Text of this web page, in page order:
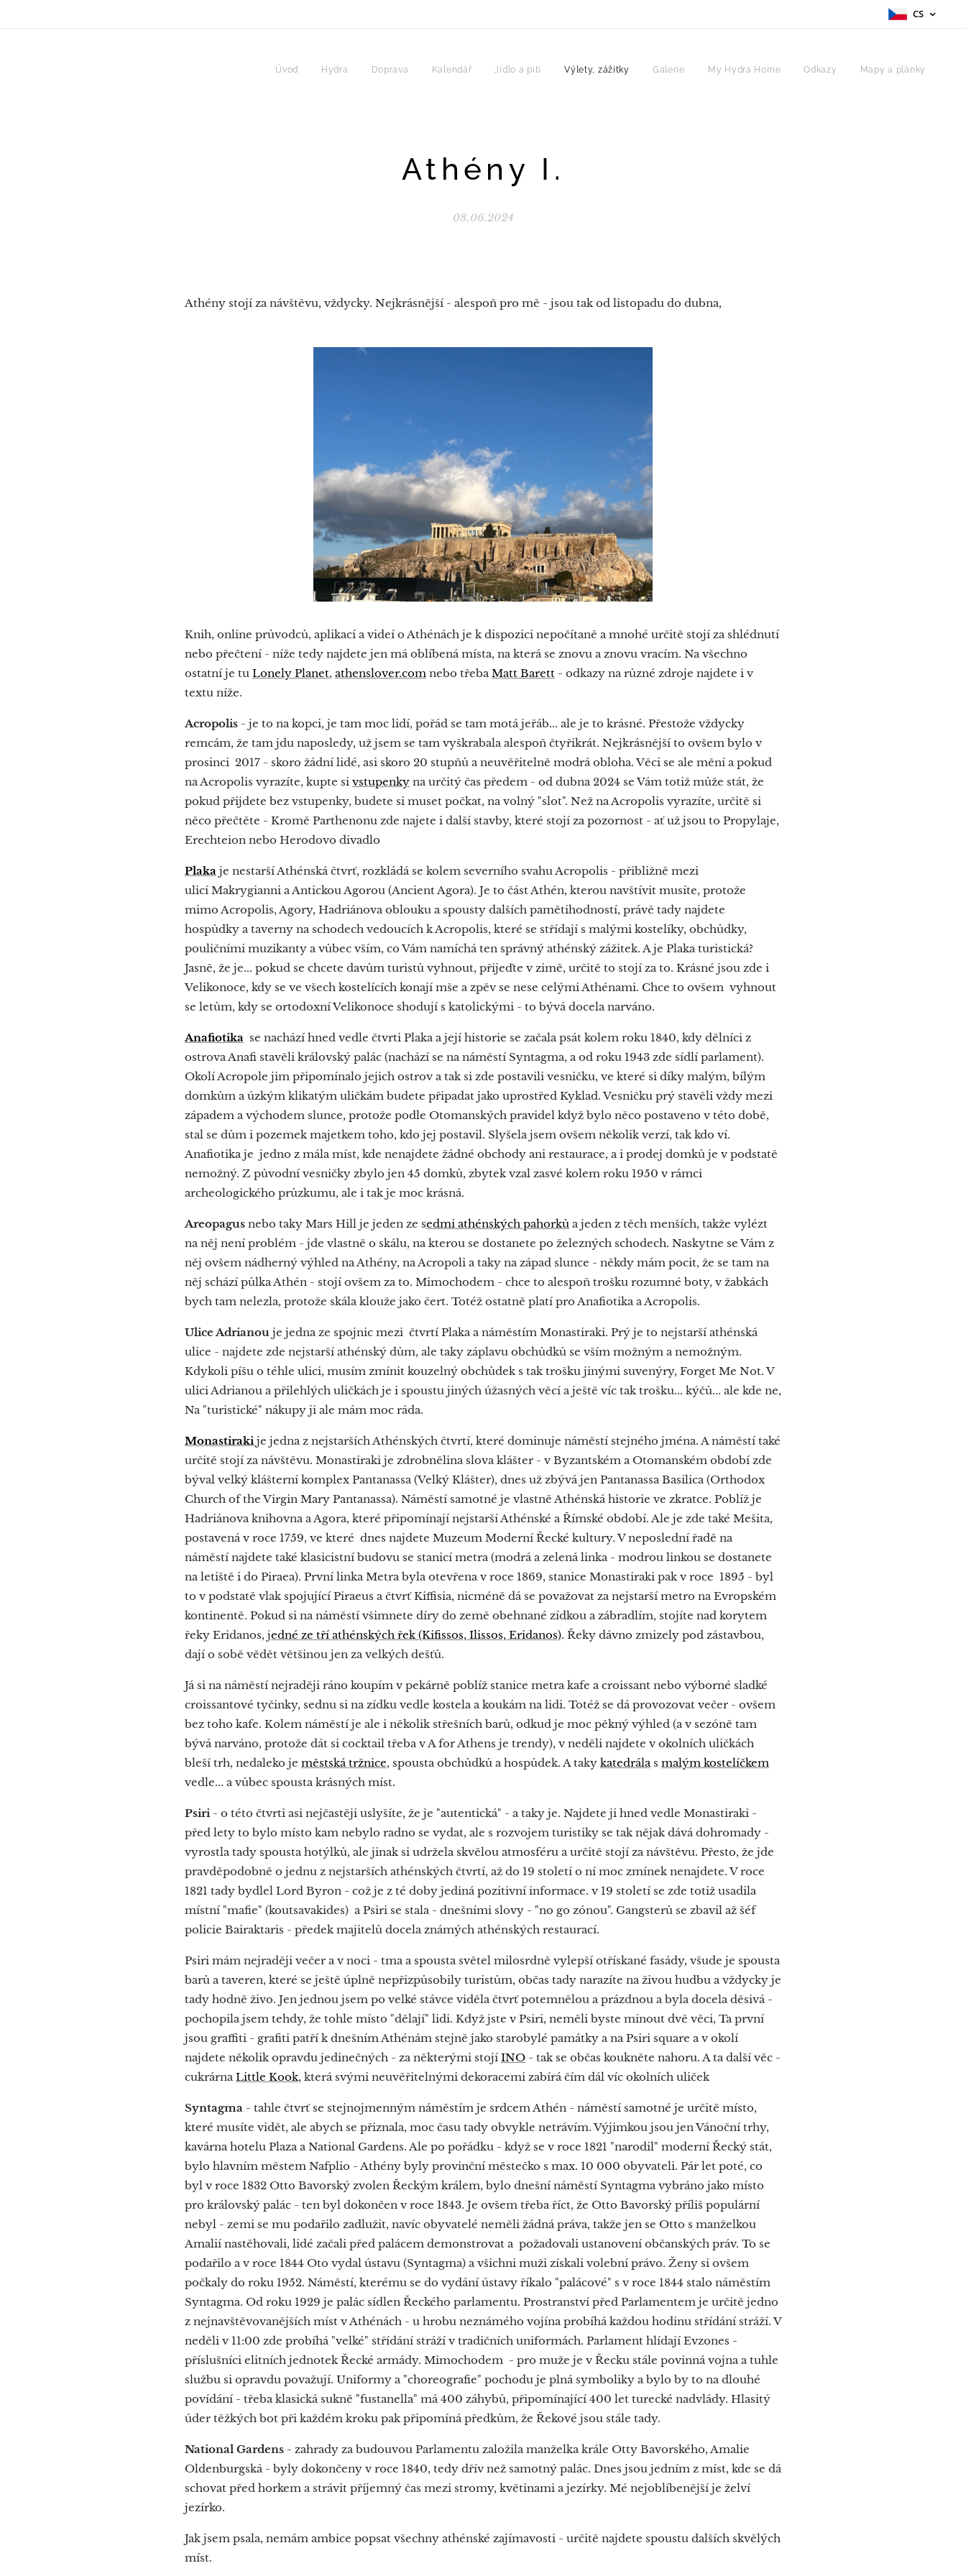
CS
Úvod Hydra Doprava Kalendář Jídlo a pití Výlety, zážitky Galerie My Hydra Home Odkazy Mapy a plánky
Athény I.
08.06.2024
Athény stojí za návštěvu, vždycky. Nejkrásnější - alespoň pro mě - jsou tak od listopadu do dubna,
Knih, online průvodců, aplikací a videí o Athénách je k dispozici nepočítaně a mnohé určitě stojí za shlédnutí
nebo přečtení - níže tedy najdete jen má oblíbená místa, na která se znovu a znovu vracím. Na všechno
ostatní je tu Lonely Planet, athenslover.com nebo třebaMatt Barett - odkazy na různé zdroje najdete i v
textu níže.
Acropolis - je to na kopci, je tam moc lidí, pořád se tam motá jeřáb... ale je to krásné. Přestože vždycky
remcám, že tam jdu naposledy, už jsem se tam vyškrabala alespoň čtyřikrát. Nejkrásnější to ovšem bylo v
prosinci 2017 - skoro žádní lidé, asi skoro 20 stupňů a neuvěřitelně modrá obloha. Věci se ale mění a pokud
na Acropolis vyrazíte, kupte si vstupenky na určitý čas předem - od dubna 2024 se Vám totiž může stát, že
pokud přijdete bez vstupenky, budete si muset počkat, na volný "slot". Než na Acropolis vyrazíte, určitě si
něco přečtěte - Kromě Parthenonu zde najete i další stavby, které stojí za pozornost - ať už jsou to Propylaje,
Erechteion nebo Herodovo divadlo
Plaka je nestarší Athénská čtvrť, rozkládá se kolem severního svahu Acropolis - přibližně mezi
ulicí Makrygianni a Antickou Agorou (Ancient Agora). Je to část Athén, kterou navštívit musíte, protože
mimo Acropolis, Agory, Hadriánova oblouku a spousty dalších pamětihodností, právě tady najdete
hospůdky a taverny na schodech vedoucích k Acropolis, které se střídají s malými kostelíky, obchůdky,
pouličními muzikanty a vůbec vším, co Vám namíchá ten správný athénský zážitek. A je Plaka turistická?
Jasně, že je... pokud se chcete davům turistů vyhnout, přijeďte v zimě, určitě to stojí za to. Krásné jsou zde i
Velikonoce, kdy se ve všech kostelících konají mše a zpěv se nese celými Athénami. Chce to ovšem vyhnout
se letům, kdy se ortodoxní Velikonoce shodují s katolickými - to bývá docela narváno.
Anafiotika se nachází hned vedle čtvrti Plaka a její historie se začala psát kolem roku 1840, kdy dělníci z
ostrova Anafi stavěli královský palác (nachází se na náměstí Syntagma, a od roku 1943 zde sídlí parlament).
Okolí Acropole jim připomínalo jejich ostrov a tak si zde postavili vesničku, ve které si díky malým, bílým
domkům a úzkým klikatým uličkám budete připadat jako uprostřed Kyklad. Vesničku prý stavěli vždy mezi
západem a východem slunce, protože podle Otomanských pravidel když bylo něco postaveno v této době,
stal se dům i pozemek majetkem toho, kdo jej postavil. Slyšela jsem ovšem několik verzí, tak kdo ví.
Anafiotika je jedno z mála míst, kde nenajdete žádné obchody ani restaurace, a i prodej domků je v podstatě
nemožný. Z původní vesničky zbylo jen 45 domků, zbytek vzal zasvé kolem roku 1950 v rámci
archeologického průzkumu, ale i tak je moc krásná.
Areopagus nebo taky Mars Hill je jeden ze sedmi athénských pahorků a jeden z těch menších, takže vylézt
na něj není problém - jde vlastně o skálu, na kterou se dostanete po železných schodech. Naskytne se Vám z
něj ovšem nádherný výhled na Athény, na Acropoli a taky na západ slunce - někdy mám pocit, že se tam na
něj schází půlka Athén - stojí ovšem za to. Mimochodem - chce to alespoň trošku rozumné boty, v žabkách
bych tam nelezla, protože skála klouže jako čert. Totéž ostatně platí pro Anafiotika a Acropolis.
Ulice Adrianou je jedna ze spojnic mezi čtvrtí Plaka a náměstím Monastiraki. Prý je to nejstarší athénská
ulice - najdete zde nejstarší athénský dům, ale taky záplavu obchůdků se vším možným a nemožným.
Kdykoli píšu o téhle ulici, musím zmínit kouzelný obchůdek s tak trošku jinými suvenýry, Forget Me Not. V
ulici Adrianou a přilehlých uličkách je i spoustu jiných úžasných věcí a ještě víc tak trošku... kýčů... ale kde ne,
Na "turistické" nákupy ji ale mám moc ráda.
Monastiraki je jedna z nejstarších Athénských čtvrtí, které dominuje náměstí stejného jména. A náměstí také
určitě stojí za návštěvu. Monastiraki je zdrobnělina slova klášter - v Byzantském a Otomanském období zde
býval velký klášterní komplex Pantanassa (Velký Klášter), dnes už zbývá jen Pantanassa Basilica (Orthodox
Church of the Virgin Mary Pantanassa). Náměstí samotné je vlastně Athénská historie ve zkratce. Poblíž je
Hadriánova knihovna a Agora, které připomínají nejstarší Athénské a Římské období. Ale je zde také Mešita,
postavená v roce 1759, ve které dnes najdete Muzeum Moderní Řecké kultury. V neposlední řadě na
náměstí najdete také klasicistní budovu se stanicí metra (modrá a zelená linka - modrou linkou se dostanete
na letiště i do Piraea). První linka Metra byla otevřena v roce 1869, stanice Monastiraki pak v roce 1895 - byl
to v podstatě vlak spojující Piraeus a čtvrť Kiffisia, nicméně dá se považovat za nejstarší metro na Evropském
kontinentě. Pokud si na náměstí všimnete díry do země obehnané zídkou a zábradlím, stojíte nad korytem
řeky Eridanos, jedné ze tří athénských řek (Kifissos, Ilissos, Eridanos). Řeky dávno zmizely pod zástavbou,
dají o sobě vědět většinou jen za velkých dešťů.
Já si na náměstí nejraději ráno koupím v pekárně poblíž stanice metra kafe a croissant nebo výborné sladké
croissantové tyčinky, sednu si na zídku vedle kostela a koukám na lidi. Totéž se dá provozovat večer - ovšem
bez toho kafe. Kolem náměstí je ale i několik střešních barů, odkud je moc pěkný výhled (a v sezóně tam
bývá narváno, protože dát si cocktail třeba v A for Athens je trendy), v neděli najdete v okolních uličkách
bleší trh, nedaleko je městská tržnice, spousta obchůdků a hospůdek. A taky katedrálas malým kostelíčkem
vedle... a vůbec spousta krásných míst.
Psiri - o této čtvrti asi nejčastěji uslyšíte, že je "autentická" - a taky je. Najdete ji hned vedle Monastiraki -
před lety to bylo místo kam nebylo radno se vydat, ale s rozvojem turistiky se tak nějak dává dohromady -
vyrostla tady spousta hotýlků, ale jinak si udržela skvělou atmosféru a určitě stojí za návštěvu. Přesto, že jde
pravděpodobně o jednu z nejstarších athénských čtvrtí, až do 19 století o ní moc zmínek nenajdete. V roce
1821 tady bydlel Lord Byron - což je z té doby jediná pozitivní informace. v 19 století se zde totiž usadila
místní "mafie" (koutsavakides) a Psiri se stala - dnešními slovy - "no go zónou". Gangsterů se zbavil až šéf
policie Bairaktaris - předek majitelů docela známých athénských restaurací.
Psiri mám nejraději večer a v noci - tma a spousta světel milosrdně vylepší otřískané fasády, všude je spousta
barů a taveren, které se ještě úplně nepřizpůsobily turistům, občas tady narazíte na živou hudbu a vždycky je
tady hodně živo. Jen jednou jsem po velké stávce viděla čtvrť potemnělou a prázdnou a byla docela děsivá -
pochopila jsem tehdy, že tohle místo "dělají" lidi. Když jste v Psiri, neměli byste minout dvě věci, Ta první
jsou graffiti - grafiti patří k dnešním Athénám stejně jako starobylé památky a na Psiri square a v okolí
najdete několik opravdu jedinečných - za některými stojí INO - tak se občas koukněte nahoru. A ta další věc -
cukrárnaLittle Kook, která svými neuvěřitelnými dekoracemi zabírá čím dál víc okolních uliček
Syntagma - tahle čtvrť se stejnojmenným náměstím je srdcem Athén - náměstí samotné je určitě místo,
které musíte vidět, ale abych se přiznala, moc času tady obvykle netrávím. Výjimkou jsou jen Vánoční trhy,
kavárna hotelu Plaza a National Gardens. Ale po pořádku - když se v roce 1821 "narodil" moderní Řecký stát,
bylo hlavním městem Nafplio - Athény byly provinční městečko s max. 10 000 obyvateli. Pár let poté, co
byl v roce 1832 Otto Bavorský zvolen Řeckým králem, bylo dnešní náměstí Syntagma vybráno jako místo
pro královský palác - ten byl dokončen v roce 1843. Je ovšem třeba říct, že Otto Bavorský příliš populární
nebyl - zemi se mu podařilo zadlužit, navíc obyvatelé neměli žádná práva, takže jen se Otto s manželkou
Amalií nastěhovali, lidé začali před palácem demonstrovat a požadovali ustanovení občanských práv. To se
podařilo a v roce 1844 Oto vydal ústavu (Syntagma) a všichni muži získali volební právo. Ženy si ovšem
počkaly do roku 1952. Náměstí, kterému se do vydání ústavy říkalo "palácové" s v roce 1844 stalo náměstím
Syntagma. Od roku 1929 je palác sídlen Řeckého parlamentu. Prostranství před Parlamentem je určitě jedno
z nejnavštěvovanějších míst v Athénách - u hrobu neznámého vojína probíhá každou hodinu střídání stráží. V
neděli v 11:00 zde probíhá "velké" střídání stráží v tradičních uniformách. Parlament hlídají Evzones -
příslušníci elitních jednotek Řecké armády. Mimochodem - pro muže je v Řecku stále povinná vojna a tuhle
službu si opravdu považují. Uniformy a "choreografie" pochodu je plná symboliky a bylo by to na dlouhé
povídání - třeba klasická sukně "fustanella" má 400 záhybů, připomínající 400 let turecké nadvlády. Hlasitý
úder těžkých bot při každém kroku pak připomíná předkům, že Řekové jsou stále tady.
National Gardens - zahrady za budouvou Parlamentu založila manželka krále Otty Bavorského, Amalie
Oldenburgská - byly dokončeny v roce 1840, tedy dřív než samotný palác. Dnes jsou jedním z míst, kde se dá
schovat před horkem a strávit příjemný čas mezi stromy, květinami a jezírky. Mé nejoblíbenější je želví
jezírko.
Jak jsem psala, nemám ambice popsat všechny athénské zajímavosti - určitě najdete spoustu dalších skvělých
míst.